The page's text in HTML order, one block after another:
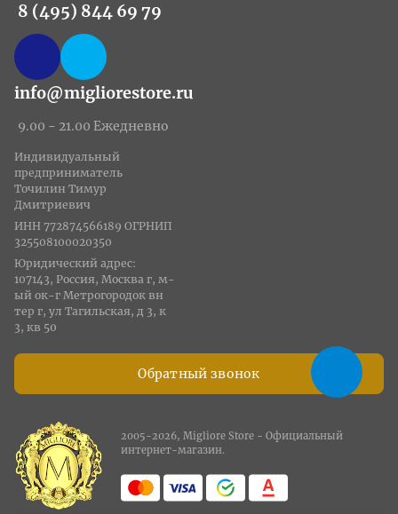
8 (495) 844 69 79
info@migliorestore.ru
9.00 - 21.00 Ежедневно
Обратный звонок
Индивидуальный
предприниматель
Точилин Тимур
Дмитриевич
ИНН 772874566189 ОГРНИП
325508100020350
Юридический адрес:
107143, Россия, Москва г, м-
ый ок-г Метрогородок вн
тер г, ул Тагильская, д 3, к
3, кв 50
2005-2026, Migliore Store - Официальный
интернет-магазин.